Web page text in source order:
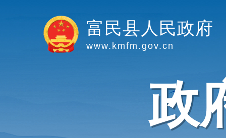
富民县人民政府
www.kmfm.gov.cn
政